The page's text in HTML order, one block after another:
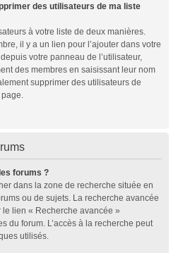
des utilisateurs de ma liste
à votre liste de deux manières.
il y a un lien pour l’ajouter dans votre
votre panneau de l’utilisateur,
des membres en saisissant leur nom
supprimer des utilisateurs de
page.
forums ?
dans la zone de recherche située en
ou de sujets. La recherche avancée
lien « Recherche avancée »
du forum. L’accès à la recherche peut
utilisés.